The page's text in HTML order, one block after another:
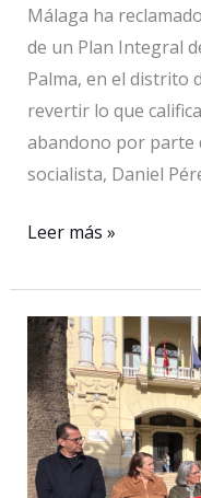
Málaga
Málaga ha
de un Plan Integral
Palma, en el distrito
revertir lo que
abandono por parte
socialista, Daniel
El
exige
un
Plan
Integral
de
Actuación
para
Leer más »